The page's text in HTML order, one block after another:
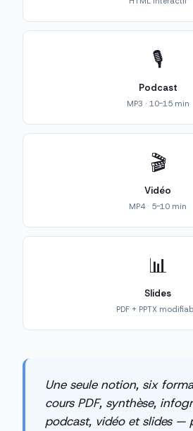
🎙️
Podcast
MP3 · 10-15 min
🎬
Vidéo
MP4 · 5-10 min
📊
Slides
PDF + PPTX
Une seule notion, six
cours PDF, synthèse,
podcast, vidéo et slides —